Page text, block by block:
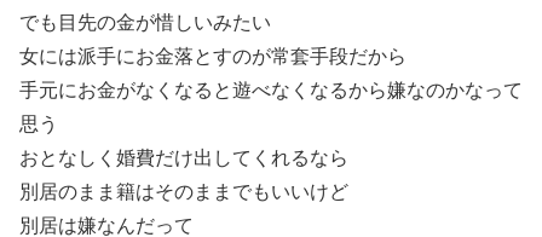
でも目先の金が惜しいみたい
女には派手にお金落とすのが常套手段だから
手元にお金がなくなると遊べなくなるから嫌なのかなって
思う
おとなしく婚費だけ出してくれるなら
別居のまま籍はそのままでもいいけど
別居は嫌なんだって